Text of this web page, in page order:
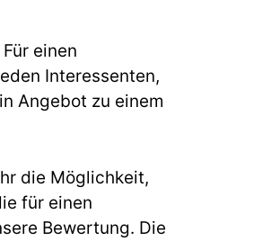
einen
Interessenten,
Angebot zu einem
die Möglichkeit,
für einen
Bewertung. Die